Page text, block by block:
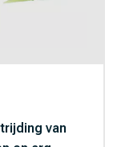
van